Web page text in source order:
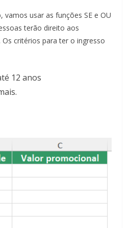
vamos usar as funções SE e OU
terão direito aos
critérios para ter o ingresso
12 anos